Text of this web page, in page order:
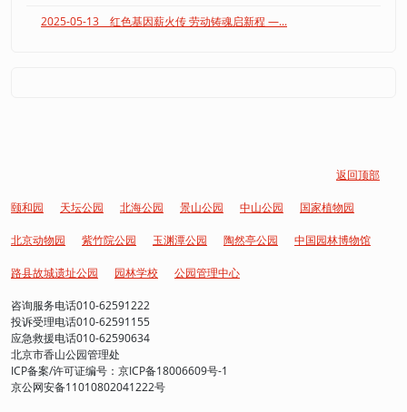
2025-05-13 红色基因薪火传 劳动铸魂启新程 —...
返回顶部
颐和园 天坛公园 北海公园 景山公园 中山公园 国家植物园
北京动物园 紫竹院公园 玉渊潭公园 陶然亭公园 中国园林博物馆
路县故城遗址公园 园林学校 公园管理中心
咨询服务电话010-62591222
投诉受理电话010-62591155
应急救援电话010-62590634
北京市香山公园管理处
ICP备案/许可证编号：京ICP备18006609号-1
京公网安备11010802041222号